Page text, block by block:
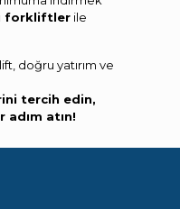
forkliftler ile
doğru yatırım ve
tercih edin,
atın!